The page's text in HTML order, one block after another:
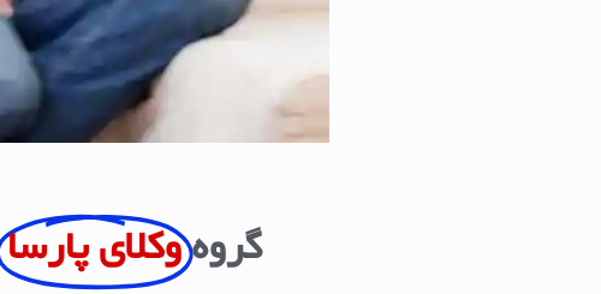
گروه وکلای پارسا